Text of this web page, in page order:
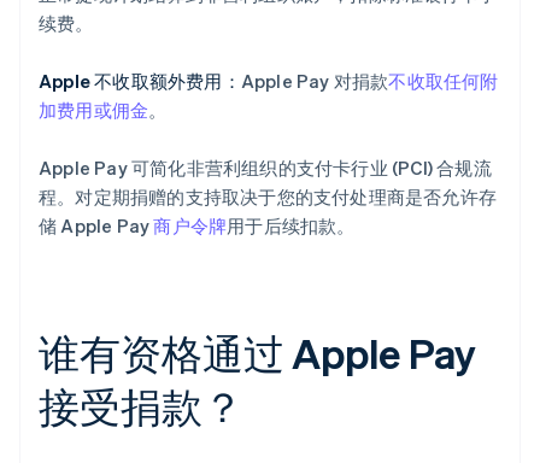
续费。
Apple 不收取额外费用： Apple Pay 对捐款不收取任何附
加费用或佣金。
Apple Pay 可简化非营利组织的支付卡行业 (PCI) 合规流
程。对定期捐赠的支持取决于您的支付处理商是否允许存
储 Apple Pay商户令牌用于后续扣款。
谁有资格通过 Apple Pay
接受捐款？